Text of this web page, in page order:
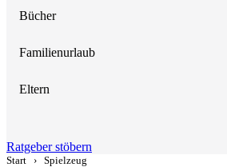
Bücher
Familienurlaub
Eltern
Ratgeber stöbern
Start › Spielzeug